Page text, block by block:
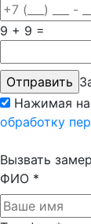
9 + 9 =
Нажимая на
обработку
Вызвать
ФИО *